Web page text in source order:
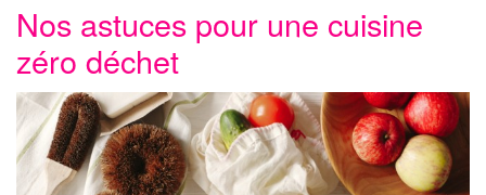
Nos astuces pour une cuisine
zéro déchet